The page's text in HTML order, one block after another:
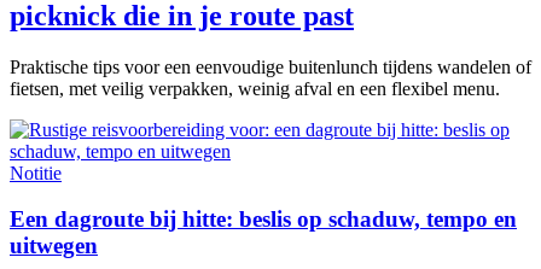
picknick die in je route past
Praktische tips voor een eenvoudige buitenlunch tijdens wandelen of
fietsen, met veilig verpakken, weinig afval en een flexibel menu.
Notitie
Een dagroute bij hitte: beslis op schaduw, tempo en
uitwegen